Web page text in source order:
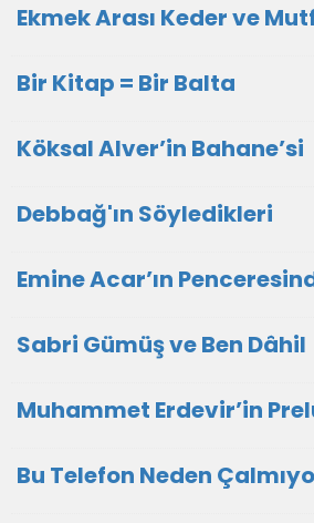
Ekmek Arası Keder ve
Bir Kitap = Bir Balta
Köksal Alver’in Bahane’si
Debbağ'ın Söyledikleri
Emine Acar’ın
Sabri Gümüş ve Ben Dâhil
Muhammet Erdevir’in
Bu Telefon Neden